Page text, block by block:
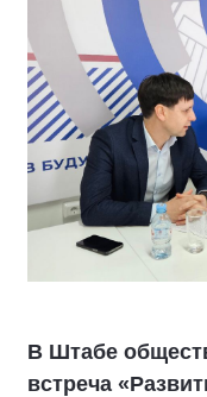
В Штабе
встреча